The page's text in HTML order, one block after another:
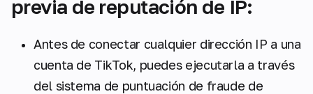
previa de reputación de IP:
Antes de conectar cualquier dirección IP a una
cuenta de TikTok, puedes ejecutarla a través
del sistema de puntuación de fraude de